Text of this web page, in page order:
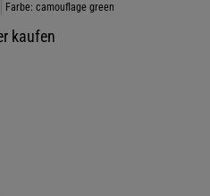
Farbe: camouflage green
kaufen